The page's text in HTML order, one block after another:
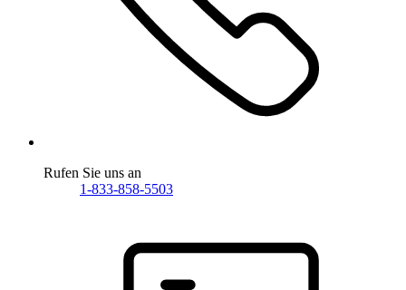
Rufen Sie uns an
1-833-858-5503